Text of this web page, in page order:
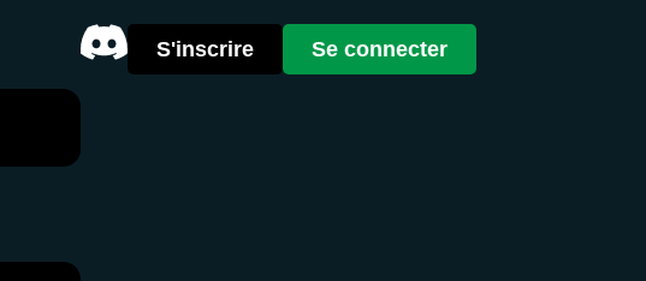
S'inscrire Se connecter